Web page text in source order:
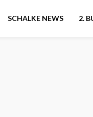
SCHALKE NEWS 2.